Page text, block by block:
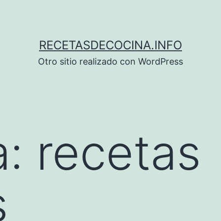
RECETASDECOCINA.INFO
Otro sitio realizado con WordPress
recetas